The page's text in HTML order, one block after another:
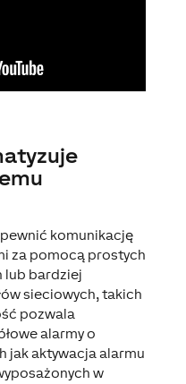
komunikację
za pomocą prostych
lub bardziej
sieciowych, takich
pozwala
alarmy o
jak aktywacja alarmu
w